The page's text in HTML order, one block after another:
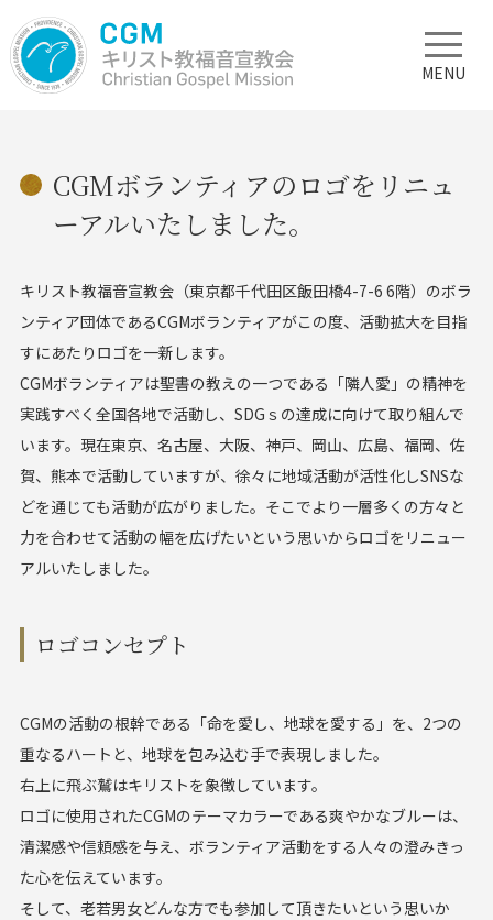
MENU
CGMボランティアのロゴをリニュ
ーアルいたしました。
キリスト教福音宣教会（東京都千代田区飯田橋4-7-6 6階）のボラ
ンティア団体であるCGMボランティアがこの度、活動拡大を目指
すにあたりロゴを一新します。
CGMボランティアは聖書の教えの一つである「隣人愛」の精神を
実践すべく全国各地で活動し、SDGｓの達成に向けて取り組んで
います。現在東京、名古屋、大阪、神戸、岡山、広島、福岡、佐
賀、熊本で活動していますが、徐々に地域活動が活性化しSNSな
どを通じても活動が広がりました。そこでより一層多くの方々と
力を合わせて活動の幅を広げたいという思いからロゴをリニュー
アルいたしました。
ロゴコンセプト
CGMの活動の根幹である「命を愛し、地球を愛する」を、2つの
重なるハートと、地球を包み込む手で表現しました。
右上に飛ぶ鷲はキリストを象徴しています。
ロゴに使用されたCGMのテーマカラーである爽やかなブルーは、
清潔感や信頼感を与え、ボランティア活動をする人々の澄みきっ
た心を伝えています。
そして、老若男女どんな方でも参加して頂きたいという思いか